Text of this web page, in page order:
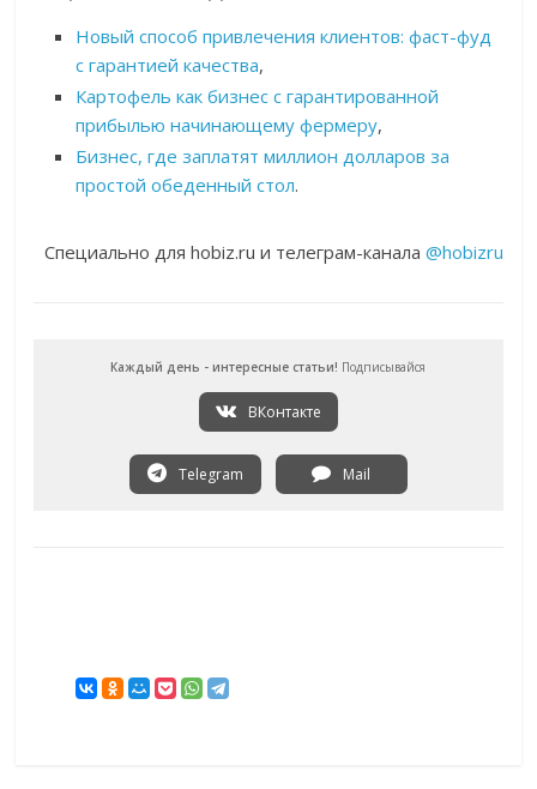
Новый способ привлечения клиентов: фаст-фуд
с гарантией качества,
Картофель как бизнес с гарантированной
прибылью начинающему фермеру,
Бизнес, где заплатят миллион долларов за
простой обеденный стол.
Специально для hobiz.ru и телеграм-канала @hobizru
Каждый день - интересные статьи! Подписывайся
ВКонтакте
Telegram Mail